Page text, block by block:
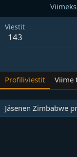
Viestit
143
Profiliviestit Viime
Jäsenen Zimbabwe